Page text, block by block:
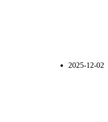
2025-12-02